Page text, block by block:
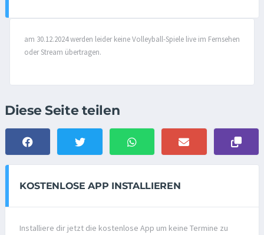
am 30.12.2024 werden leider keine Volleyball-Spiele live im Fernsehen
oder Stream übertragen.
Diese Seite teilen
KOSTENLOSE APP INSTALLIEREN
Installiere dir jetzt die kostenlose App um keine Termine zu